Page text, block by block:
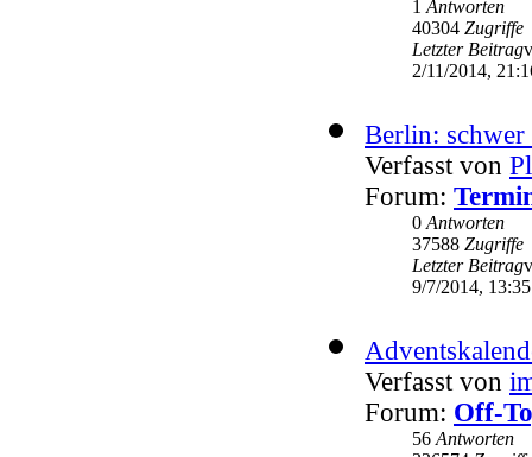
1 Antworten
40304 Zugriffe
Letzter Beitrag
2/11/2014,
Berlin: schwer
Verfasst von
Forum:
0 Antworten
37588 Zugriffe
Letzter Beitrag
9/7/2014, 13:35
Verfasst von
Forum: Off-
56 Antworten